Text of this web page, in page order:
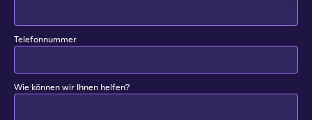
Telefonnummer
Wie können wir Ihnen helfen?